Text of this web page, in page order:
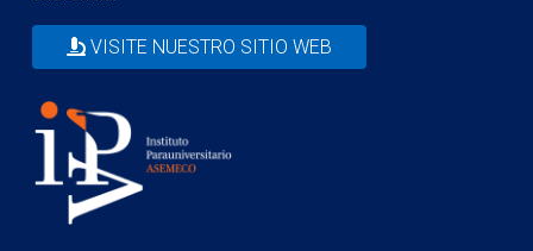
VISITE NUESTRO SITIO WEB